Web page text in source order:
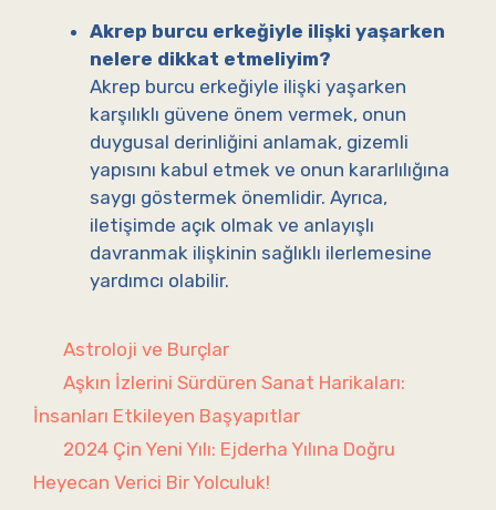
Akrep burcu erkeğiyle ilişki yaşarken
nelere dikkat etmeliyim?
Akrep burcu erkeğiyle ilişki yaşarken
karşılıklı güvene önem vermek, onun
duygusal derinliğini anlamak, gizemli
yapısını kabul etmek ve onun kararlılığına
saygı göstermek önemlidir. Ayrıca,
iletişimde açık olmak ve anlayışlı
davranmak ilişkinin sağlıklı ilerlemesine
yardımcı olabilir.
Kategoriler
Astroloji ve Burçlar
Aşkın İzlerini Sürdüren Sanat Harikaları:
İnsanları Etkileyen Başyapıtlar
2024 Çin Yeni Yılı: Ejderha Yılına Doğru
Heyecan Verici Bir Yolculuk!